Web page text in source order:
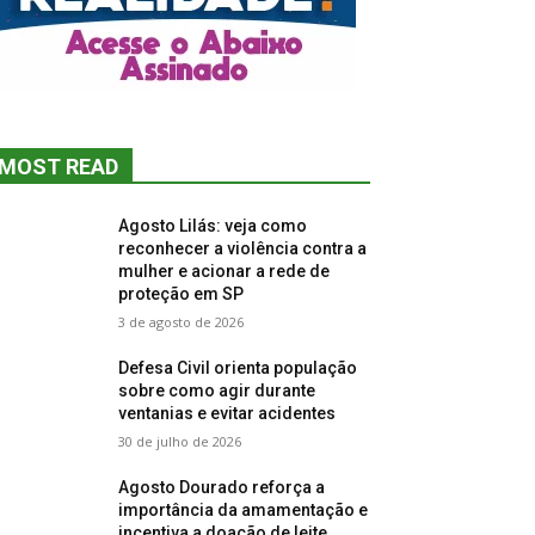
READ
Agosto Lilás: veja como
reconhecer a violência contra a
mulher e acionar a rede de
proteção em SP
3 de agosto de 2026
Defesa Civil orienta população
sobre como agir durante
ventanias e evitar acidentes
30 de julho de 2026
Agosto Dourado reforça a
importância da amamentação e